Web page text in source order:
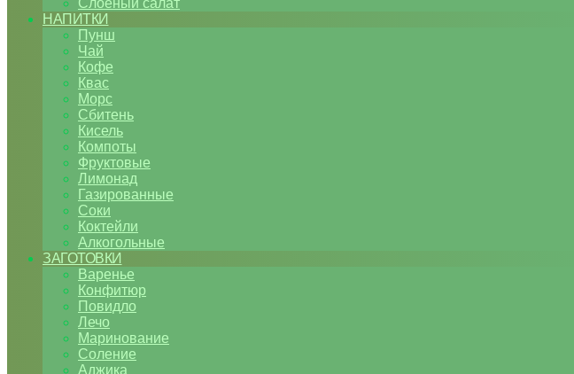
Слоеный салат
НАПИТКИ
Пунш
Чай
Кофе
Квас
Морс
Сбитень
Кисель
Компоты
Фруктовые
Лимонад
Газированные
Соки
Коктейли
Алкогольные
ЗАГОТОВКИ
Варенье
Конфитюр
Повидло
Лечо
Маринование
Соление
Аджика